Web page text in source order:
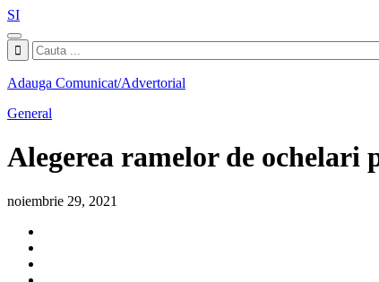
SI
Adauga Comunicat/Advertorial
General
Alegerea ramelor de
noiembrie 29, 2021